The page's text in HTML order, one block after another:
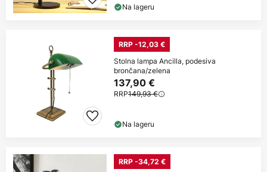
Na lageru
RRP -12,03 €
Stolna lampa Ancilla, podesiva
brončana/zelena
137,90 €
RRP149,93 €
Na lageru
RRP -34,72 €